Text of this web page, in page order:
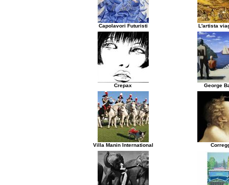
Capolavori Futuristi L'artista
Crepax George
Villa Manin International